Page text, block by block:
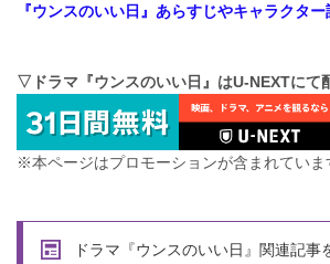
『ウンスのいい日』あらすじやキャラクタ
▽ドラマ『ウンスのいい日』はU-NEXTにて
※本ページはプロモーションが含まれていま
ドラマ『ウンスのいい日』関連記事